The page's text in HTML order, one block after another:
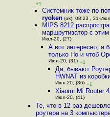
+1
Системник тоже по
ryoken(ok), 08:23 , 31-
MIPS 8212
маршрутизатор с
Июл-20, (27)
А вот интересно, а
только Но и чтоб
Июл-20, (31) +1
Да, бывают
HWNAT из
Июл-20, (36) +1
Xiaomi Mi Router
Июл-20, (41)
Те, что в 12 раз
роутера на 3